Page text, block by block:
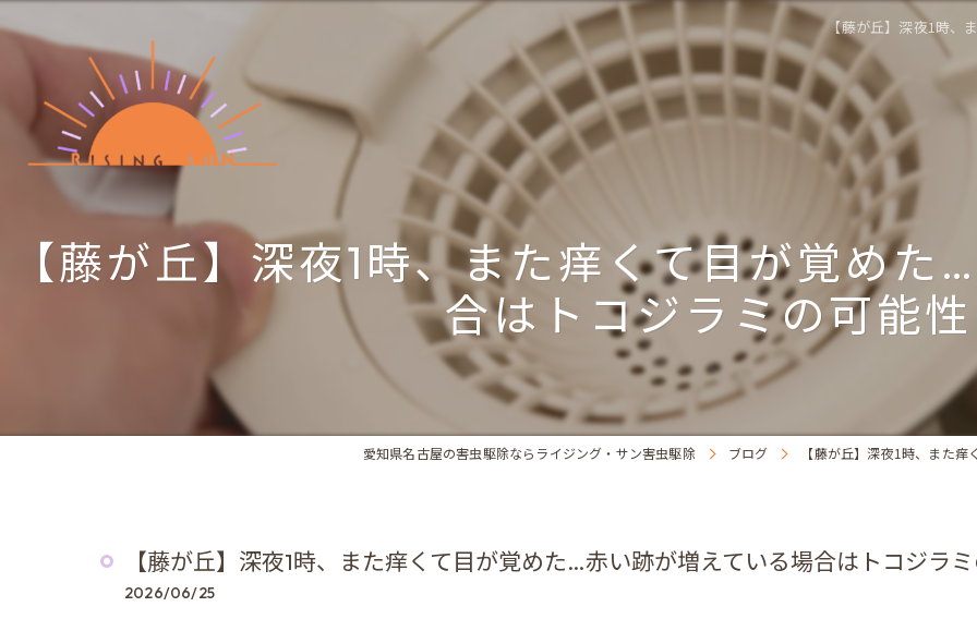
【藤が丘】深夜1時、
【藤が丘】深夜1時、また痒くて目が覚め
合はトコジラミの可能
愛知県名古屋の害虫駆除ならライジング・サン害虫駆除 ブログ 【藤が丘】深夜1時、また
【藤が丘】深夜1時、また痒くて目が覚めた…赤い跡が増えている場合はトコジラ
2026/06/25